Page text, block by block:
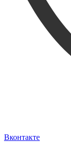
Вконтакте